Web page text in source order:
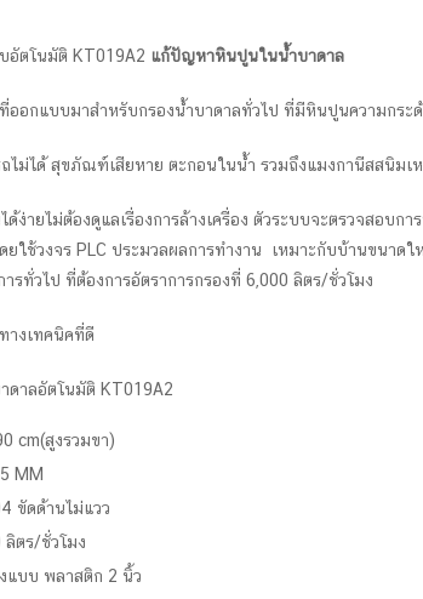
อัตโนมัติ KT019A2 แก้ปัญหาหินปูนในน้ำบาดาล
ออกแบบมาสำหรับกรองน้ำบาดาลทั่วไป ที่มีหินปูนความกระ
ถไม่ได้ สุขภัณฑ์เสียหาย ตะกอนในน้ำ รวมถึงแมงกานีสสนิม
ง่ายไม่ต้องดูแลเรื่องการล้างเครื่อง ตัวระบบจะตรวจสอบกา
ยใช้วงจร PLC ประมวลผลการทำงาน เหมาะกับบ้านขนา
รทั่วไป ที่ต้องการอัตราการกรองที่ 6,000 ลิตร/ชั่วโมง
างเทคนิคที่ดี
ดาลอัตโนมัติ KT019A2
cm(สูงรวมขา)
MM
ขัดด้านไม่แวว
ลิตร/ชั่วโมง
แบบ พลาสติก 2 นิ้ว